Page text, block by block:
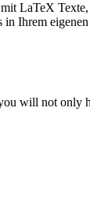
LaTeX
Ihrem
will not